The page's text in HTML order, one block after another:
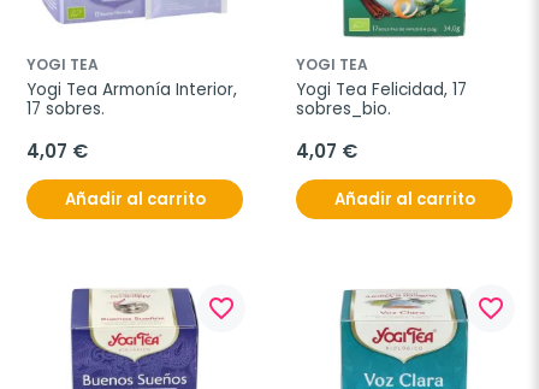
YOGI TEA
Yogi Tea Armonía Interior,
17 sobres.
4,07 €
Añadir al carrito
YOGI TEA
Yogi Tea Felicidad, 17
sobres_bio.
4,07 €
Añadir al carrito
favorite_border favorite_border